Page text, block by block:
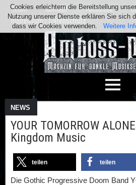
Team Kontakt Facebook
Impressum / Datenschutz
NEWS
YOUR TOMORROW
Kingdom Music
teilen teilen
Die Gothic Progressive Doom Band
Cookies erleichtern die Bereitstellung
Nutzung unserer Dienste erklären Sie sich
dass wir Cookies verwenden.
Weitere